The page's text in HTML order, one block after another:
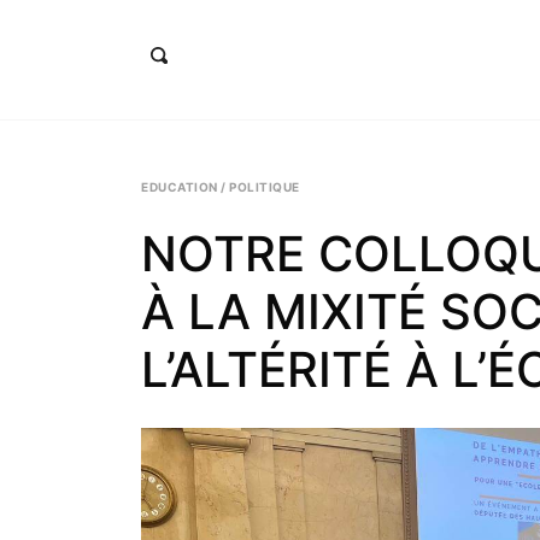
EDUCATION / POLITIQUE
NOTRE
À LA MIXITÉ
L’ALTÉRITÉ À